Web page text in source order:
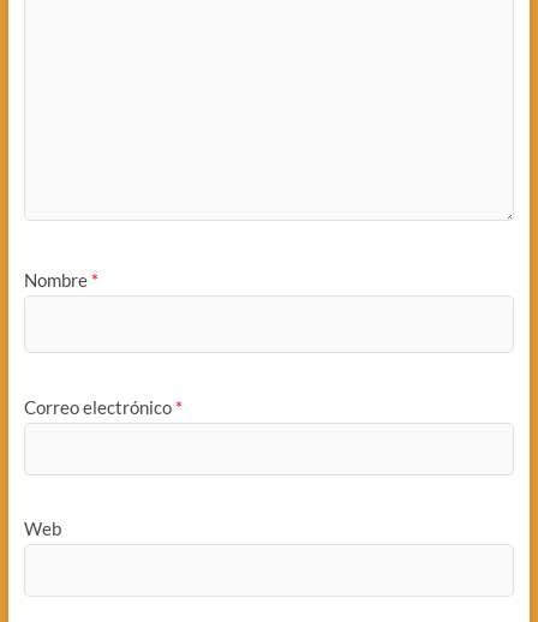
Nombre *
Correo electrónico *
Web